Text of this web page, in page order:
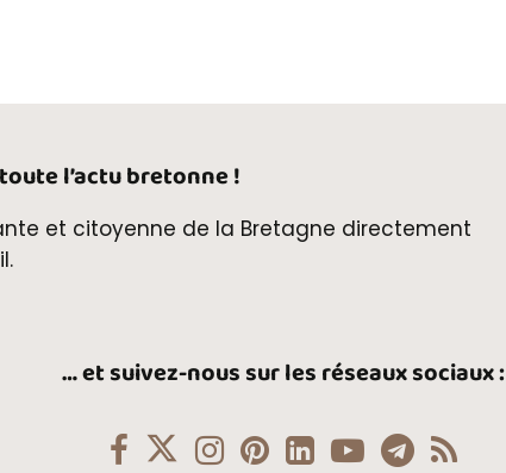
l’actu bretonne !
et citoyenne de la Bretagne directement
… et suivez-nous sur les réseaux sociaux :